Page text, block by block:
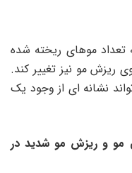
موهای ریخته شده
ریزش مو نیز تغییر کند.
نشانه ای از وجود یک
مو و ریزش مو شدید در